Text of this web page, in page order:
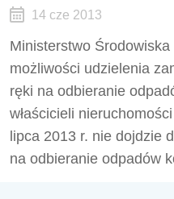
14 cze 2013
Ministerstwo
możliwości udzielenia
ręki na odbieranie
właścicieli
lipca 2013 r. nie dojdzie
na odbieranie odpadów